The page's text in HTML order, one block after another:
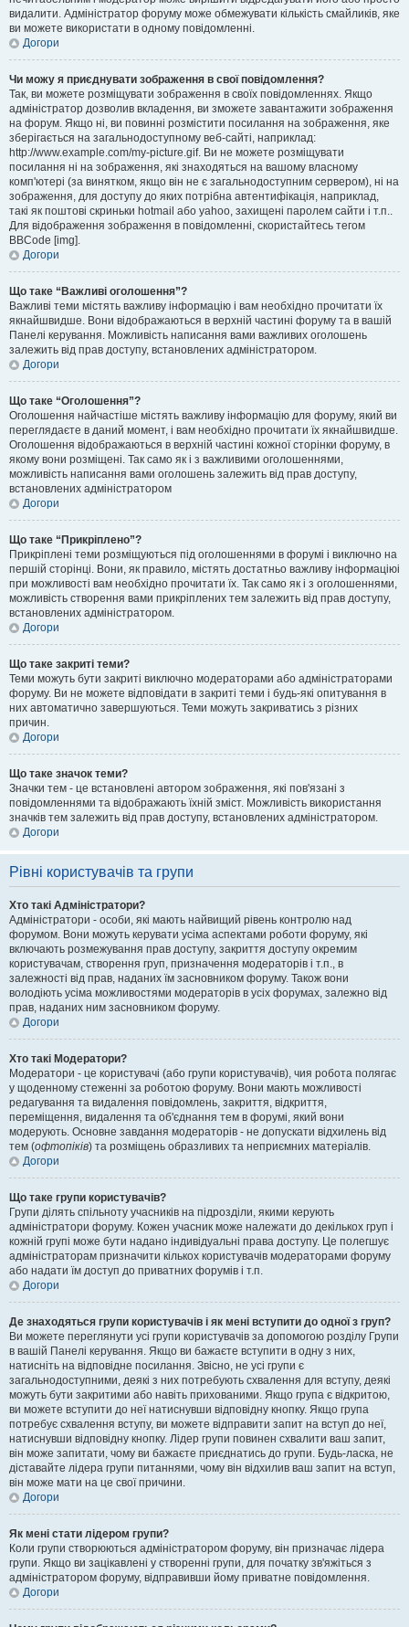
видалити. Адміністратор форуму може обмежувати кількість смайликів, яке
ви можете використати в одному повідомленні.
Догори
Чи можу я приєднувати зображення в свої повідомлення?
Так, ви можете розміщувати зображення в своїх повідомленнях. Якщо
адміністратор дозволив вкладення, ви зможете завантажити зображення
на форум. Якщо ні, ви повинні розмістити посилання на зображення, яке
зберігається на загальнодоступному веб-сайті, наприклад:
http://www.example.com/my-picture.gif. Ви не можете розміщувати
посилання ні на зображення, які знаходяться на вашому власному
комп'ютері (за винятком, якщо він не є загальнодоступним сервером), ні на
зображення, для доступу до яких потрібна автентифікація, наприклад,
такі як поштові скриньки hotmail або yahoo, захищені паролем сайти і т.п..
Для відображення зображення в повідомленні, скористайтесь тегом
BBCode [img].
Догори
Що таке “Важливі оголошення”?
Важливі теми містять важливу інформацію і вам необхідно прочитати їх
якнайшвидше. Вони відображаються в верхній частині форуму та в вашій
Панелі керування. Можливість написання вами важливих оголошень
залежить від прав доступу, встановлених адміністратором.
Догори
Що таке “Оголошення”?
Оголошення найчастіше містять важливу інформацію для форуму, який ви
переглядаєте в даний момент, і вам необхідно прочитати їх якнайшвидше.
Оголошення відображаються в верхній частині кожної сторінки форуму, в
якому вони розміщені. Так само як і з важливими оголошеннями,
можливість написання вами оголошень залежить від прав доступу,
встановлених адміністратором
Догори
Що таке “Прикріплено”?
Прикріплені теми розміщуються під оголошеннями в форумі і виключно на
першій сторінці. Вони, як правило, містять достатньо важливу інформаціюі
при можливості вам необхідно прочитати їх. Так само як і з оголошеннями,
можливість створення вами прикріплених тем залежить від прав доступу,
встановлених адміністратором.
Догори
Що таке закриті теми?
Теми можуть бути закриті виключно модераторами або адміністраторами
форуму. Ви не можете відповідати в закриті теми і будь-які опитування в
них автоматично завершуються. Теми можуть закриватись з різних
причин.
Догори
Що таке значок теми?
Значки тем - це встановлені автором зображення, які пов'язані з
повідомленнями та відображають їхній зміст. Можливість використання
значків тем залежить від прав доступу, встановлених адміністратором.
Догори
Рівні користувачів та групи
Хто такі Адміністратори?
Адміністратори - особи, які мають найвищий рівень контролю над
форумом. Вони можуть керувати усіма аспектами роботи форуму, які
включають розмежування прав доступу, закриття доступу окремим
користувачам, створення груп, призначення модераторів і т.п., в
залежності від прав, наданих їм засновником форуму. Також вони
володіють усіма можливостями модераторів в усіх форумах, залежно від
прав, наданих ним засновником форуму.
Догори
Хто такі Модератори?
Модератори - це користувачі (або групи користувачів), чия робота полягає
у щоденному стеженні за роботою форуму. Вони мають можливості
редагування та видалення повідомлень, закриття, відкриття,
переміщення, видалення та об'єднання тем в форумі, який вони
модерують. Основне завдання модераторів - не допускати відхилень від
тем (офтопіків) та розміщень образливих та неприємних матеріалів.
Догори
Що таке групи користувачів?
Групи ділять спільноту учасників на підрозділи, якими керують
адміністратори форуму. Кожен учасник може належати до декількох груп і
кожній групі може бути надано індивідуальні права доступу. Це полегшує
адміністраторам призначити кількох користувачів модераторами форуму
або надати їм доступ до приватних форумів і т.п.
Догори
Де знаходяться групи користувачів і як мені вступити до одної з груп?
Ви можете переглянути усі групи користувачів за допомогою розділу Групи
в вашій Панелі керування. Якщо ви бажаєте вступити в одну з них,
натисніть на відповідне посилання. Звісно, не усі групи є
загальнодоступними, деякі з них потребують схвалення для вступу, деякі
можуть бути закритими або навіть прихованими. Якщо група є відкритою,
ви можете вступити до неї натиснувши відповідну кнопку. Якщо група
потребує схвалення вступу, ви можете відправити запит на вступ до неї,
натиснувши відповідну кнопку. Лідер групи повинен схвалити ваш запит,
він може запитати, чому ви бажаєте приєднатись до групи. Будь-ласка, не
діставайте лідера групи питаннями, чому він відхилив ваш запит на вступ,
він може мати на це свої причини.
Догори
Як мені стати лідером групи?
Коли групи створюються адміністратором форуму, він призначає лідера
групи. Якщо ви зацікавлені у створенні групи, для початку зв'яжіться з
адміністратором форуму, відправивши йому приватне повідомлення.
Догори